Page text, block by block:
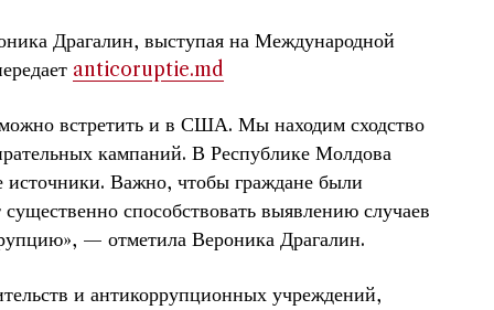
Драгалин, выступая на Международной
anticoruptie.md
встретить и в США. Мы находим сходство
кампаний. В Республике Молдова
источники. Важно, чтобы граждане были
способствовать выявлению случаев
— отметила Вероника Драгалин.
и антикоррупционных учреждений,